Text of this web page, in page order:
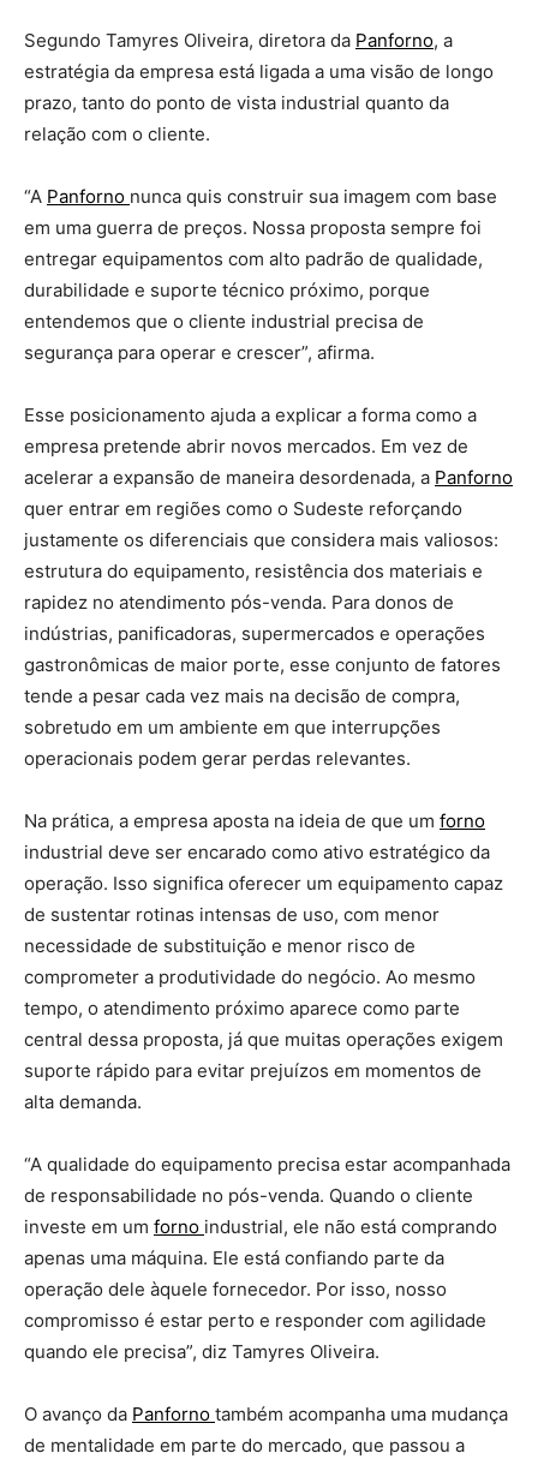
Segundo Tamyres Oliveira, diretora da Panforno, a
estratégia da empresa está ligada a uma visão de longo
prazo, tanto do ponto de vista industrial quanto da
relação com o cliente.
“A Panforno nunca quis construir sua imagem com base
em uma guerra de preços. Nossa proposta sempre foi
entregar equipamentos com alto padrão de qualidade,
durabilidade e suporte técnico próximo, porque
entendemos que o cliente industrial precisa de
segurança para operar e crescer”, afirma.
Esse posicionamento ajuda a explicar a forma como a
empresa pretende abrir novos mercados. Em vez de
acelerar a expansão de maneira desordenada, a Panforno
quer entrar em regiões como o Sudeste reforçando
justamente os diferenciais que considera mais valiosos:
estrutura do equipamento, resistência dos materiais e
rapidez no atendimento pós-venda. Para donos de
indústrias, panificadoras, supermercados e operações
gastronômicas de maior porte, esse conjunto de fatores
tende a pesar cada vez mais na decisão de compra,
sobretudo em um ambiente em que interrupções
operacionais podem gerar perdas relevantes.
Na prática, a empresa aposta na ideia de que um forno
industrial deve ser encarado como ativo estratégico da
operação. Isso significa oferecer um equipamento capaz
de sustentar rotinas intensas de uso, com menor
necessidade de substituição e menor risco de
comprometer a produtividade do negócio. Ao mesmo
tempo, o atendimento próximo aparece como parte
central dessa proposta, já que muitas operações exigem
suporte rápido para evitar prejuízos em momentos de
alta demanda.
“A qualidade do equipamento precisa estar acompanhada
de responsabilidade no pós-venda. Quando o cliente
investe em um forno industrial, ele não está comprando
apenas uma máquina. Ele está confiando parte da
operação dele àquele fornecedor. Por isso, nosso
compromisso é estar perto e responder com agilidade
quando ele precisa”, diz Tamyres Oliveira.
O avanço da Panforno também acompanha uma mudança
de mentalidade em parte do mercado, que passou a